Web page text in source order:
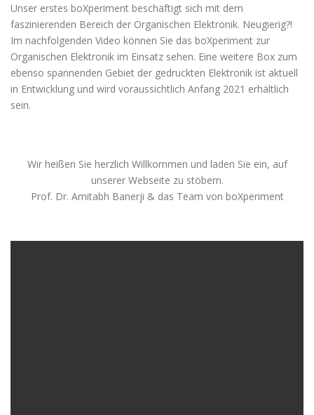
Unser erstes boXperiment beschäftigt sich mit dem
faszinierenden Bereich der Organischen Elektronik. Neugierig?!
Im nachfolgenden Video können Sie das boXperiment zur
Organischen Elektronik im Einsatz sehen. Eine weitere Box zum
ebenso spannenden Gebiet der gedruckten Elektronik ist aktuell
in Entwicklung und wird voraussichtlich Anfang 2021 erhältlich
sein.
Wir heißen Sie herzlich Willkommen und laden Sie ein, auf
unserer Webseite zu stöbern.
Prof. Dr. Amitabh Banerji & das Team von boXperiment